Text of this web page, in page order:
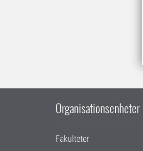
Organisationsenheter
Fakulteter